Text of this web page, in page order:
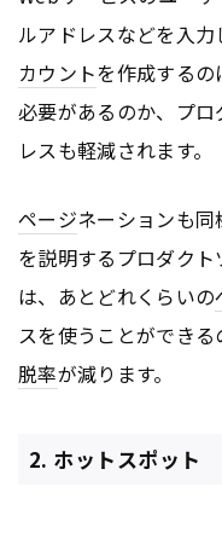
ルアドレスなどを入
カウントを作成する
必要があるのか、プ
レスも軽減されます。
ページネーションも
を説明するプロダク
は、あとどれくらいの
スを使うことができる
脱率が減ります。
2. ホットスポット